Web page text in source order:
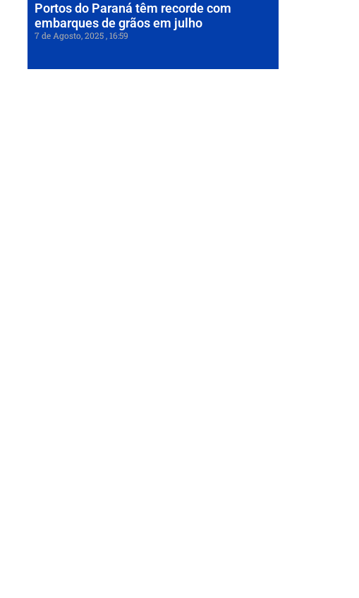
Portos do Paraná têm recorde com
embarques de grãos em julho
7 de Agosto, 2025 16:59